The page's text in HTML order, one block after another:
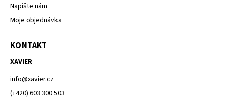
Napište nám
Moje objednávka
KONTAKT
XAVIER
info@xavier.cz
(+420) 603 300 503